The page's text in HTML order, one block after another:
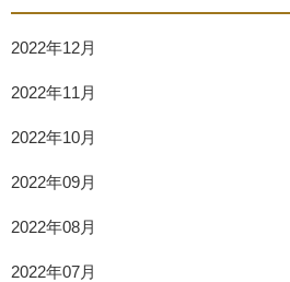
2022年12月
2022年11月
2022年10月
2022年09月
2022年08月
2022年07月